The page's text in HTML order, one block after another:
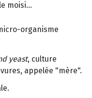
moisi...
organisme
yeast, culture
appelée "mère".